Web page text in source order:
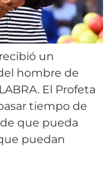
un
hombre de
El Profeta
tiempo de
que pueda
puedan